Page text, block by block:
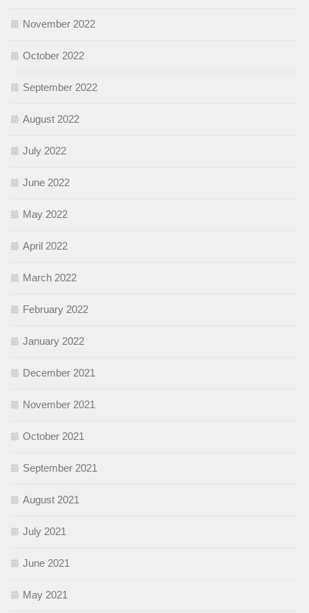
November 2022
October 2022
September 2022
August 2022
July 2022
June 2022
May 2022
April 2022
March 2022
February 2022
January 2022
December 2021
November 2021
October 2021
September 2021
August 2021
July 2021
June 2021
May 2021